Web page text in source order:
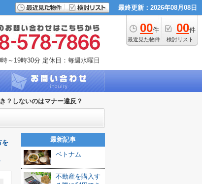
最終更新：2026年08月08日
00件
最近見た物件
00件
検討リスト
～19時30分 定休日：毎週水曜日
？しないのはマナー違反？
を
最新記事
ベトナム
不動産を購入す